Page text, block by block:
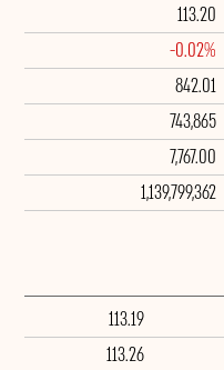
113.20
-0.02%
842.01
743,865
7,767.00
1,139,799,362
113.19
113.26